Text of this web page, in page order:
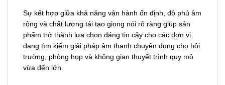
Sự kết hợp giữa khả năng vận hành ổn định, độ phủ âm
rộng và chất lượng tái tạo giọng nói rõ ràng giúp sản
phẩm trở thành lựa chọn đáng tin cậy cho các đơn vị
đang tìm kiếm giải pháp âm thanh chuyên dụng cho hội
trường, phòng họp và không gian thuyết trình quy mô
vừa đến lớn.